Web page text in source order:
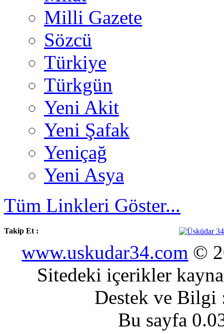
Milli Gazete
Sözcü
Türkiye
Türkgün
Yeni Akit
Yeni Şafak
Yeniçağ
Yeni Asya
Tüm Linkleri Göster...
Takip Et :
www.uskudar34.com ©
Sitedeki içerikler
Destek ve
Bu sayfa